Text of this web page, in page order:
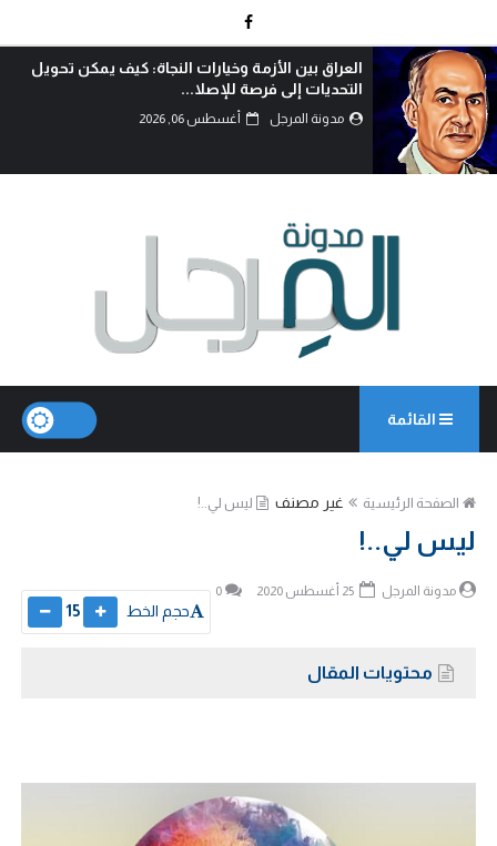
الوطنجية… عندما يُستغل علم العراق لإثارة
مدونة المرجل أغسطس 06, 2026
القائمة
الصفحة الرئيسية غير مصنف ليس لي..!
ليس لي..!
مدونة المرجل 0
حجم الخط 15
محتويات المقال